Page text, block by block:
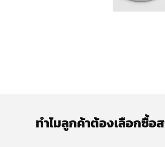
ทำไมลูกค้าต้องเลือกซื้อ